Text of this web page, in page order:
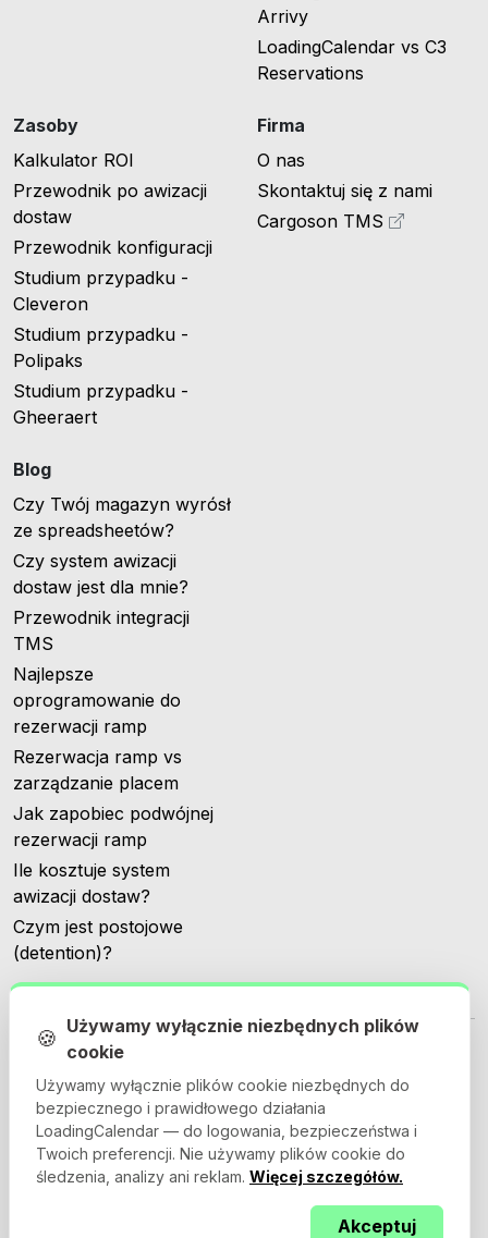
Arrivy
LoadingCalendar vs C3
Reservations
Zasoby
Kalkulator ROI
Przewodnik po awizacji
dostaw
Przewodnik konfiguracji
Studium przypadku -
Cleveron
Studium przypadku -
Polipaks
Studium przypadku -
Gheeraert
Blog
Czy Twój magazyn wyrósł
ze spreadsheetów?
Czy system awizacji
dostaw jest dla mnie?
Przewodnik integracji
TMS
Najlepsze
oprogramowanie do
rezerwacji ramp
Rezerwacja ramp vs
zarządzanie placem
Jak zapobiec podwójnej
rezerwacji ramp
Ile kosztuje system
awizacji dostaw?
Czym jest postojowe
(detention)?
Firma
O nas
Skontaktuj się z nami
Cargoson TMS
© 2026 Loadingcalendar.com. Wszelkie prawa zastrzeżone.
Umowa powierzenia
🍪 Używamy wyłącznie niezbędnych plików
cookie
Używamy wyłącznie plików cookie niezbędnych do
bezpiecznego i prawidłowego działania
LoadingCalendar — do logowania, bezpieczeństwa i
Twoich preferencji. Nie używamy plików cookie do
śledzenia, analizy ani reklam. Więcej szczegółów.
Akceptuj